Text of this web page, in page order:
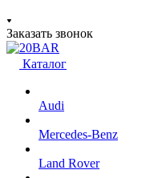
Заказать звонок
Каталог
Audi
Mercedes-Benz
Land Rover